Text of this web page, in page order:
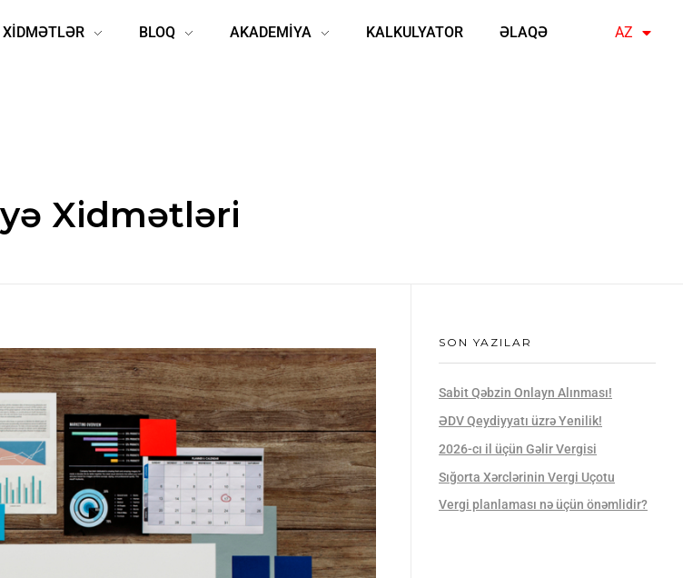
XİDMƏTLƏR BLOQ AKADEMİYA KALKULYATOR ƏLAQƏ AZ
EN
Xidmətləri
SON YAZILAR
Sabit Qəbzin Onlayn Alınması!
ƏDV Qeydiyyatı üzrə Yenilik!
2026-cı il üçün Gəlir Vergisi
Sığorta Xərclərinin Vergi Uçotu
Vergi planlaması nə üçün önəmlidir?